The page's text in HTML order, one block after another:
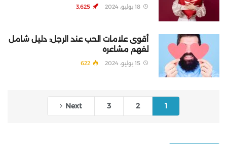
18 يوليو، 2024 3,625
أقوى علامات الحب عند الرجل: دليل شامل
لفهم مشاعره
15 يوليو، 2024 622
1
2
3
Next